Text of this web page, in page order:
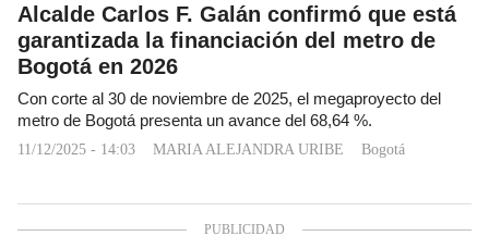
Alcalde Carlos F. Galán confirmó que está
garantizada la financiación del metro de
Bogotá en 2026
Con corte al 30 de noviembre de 2025, el megaproyecto del
metro de Bogotá presenta un avance del 68,64 %.
11/12/2025 - 14:03 MARIA ALEJANDRA URIBE Bogotá